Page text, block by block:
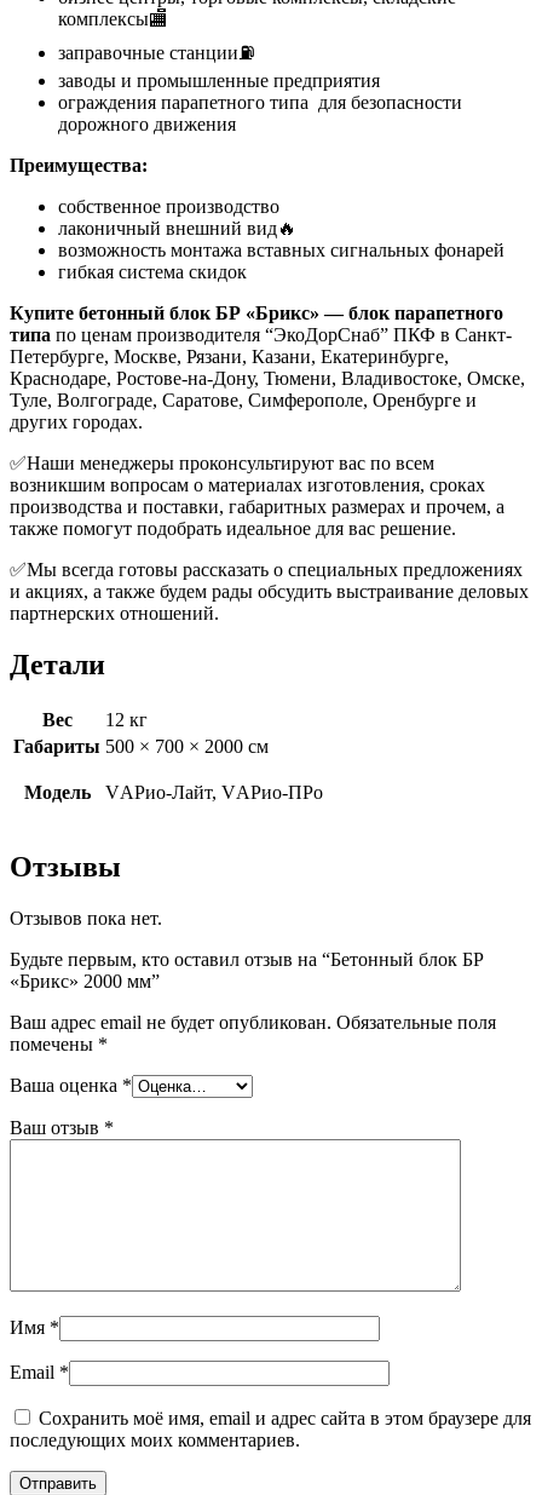
комплексы🏬
заправочные станции⛽
заводы и промышленные предприятия
ограждения парапетного типа для безопасности
дорожного движения
Преимущества:
собственное производство
лаконичный внешний вид🔥
возможность монтажа вставных сигнальных фонарей
гибкая система скидок
Купите бетонный блок БР «Брикс» — блок парапетного
типа по ценам производителя “ЭкоДорСнаб” ПКФ в Санкт-
Петербурге, Москве, Рязани, Казани, Екатеринбурге,
Краснодаре, Ростове-на-Дону, Тюмени, Владивостоке, Омске,
Туле, Волгограде, Саратове, Симферополе, Оренбурге и
других городах.
✅Наши менеджеры проконсультируют вас по всем
возникшим вопросам о материалах изготовления, сроках
производства и поставки, габаритных размерах и прочем, а
также помогут подобрать идеальное для вас решение.
✅Мы всегда готовы рассказать о специальных предложениях
и акциях, а также будем рады обсудить выстраивание деловых
партнерских отношений.
Детали
Вес
12 кг
Габариты 500 × 700 × 2000 см
Модель VАРио-Лайт, VАРио-ПРо
Отзывы
Отзывов пока нет.
Будьте первым, кто оставил отзыв на “Бетонный блок БР
«Брикс» 2000 мм”
Ваш адрес email не будет опубликован. Обязательные поля
помечены *
Ваша оценка *
Ваш отзыв *
Имя *
Email *
Сохранить моё имя, email и адрес сайта в этом браузере для
последующих моих комментариев.